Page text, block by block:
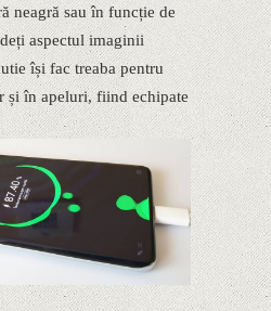
neagră sau în funcție de
aspectul imaginii
își fac treaba pentru
și în apeluri, fiind echipate